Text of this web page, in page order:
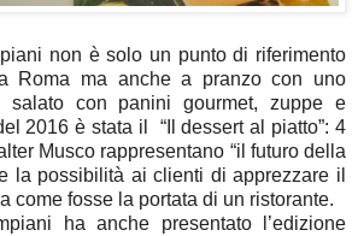
non è solo un punto di riferimento
Roma ma anche a pranzo con uno
salato con panini gourmet, zuppe e
2016 è stata il “Il dessert al piatto”: 4
Musco rappresentano “il futuro della
la possibilità ai clienti di apprezzare il
come fosse la portata di un ristorante.
ha anche presentato l’edizione